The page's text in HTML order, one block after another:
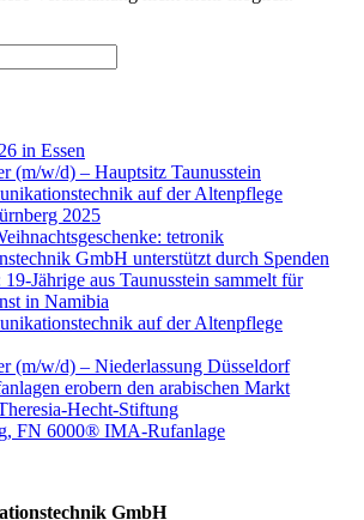
in Essen
(m/w/d) – Hauptsitz Taunusstein
auf der Altenpflege
2025
tetronik
GmbH unterstützt durch Spenden
Jährige aus Taunusstein sammelt für
in Namibia
auf der Altenpflege
(m/w/d) – Niederlassung Düsseldorf
erobern den arabischen Markt
Hecht-Stiftung
FN 6000® IMA-Rufanlage
GmbH